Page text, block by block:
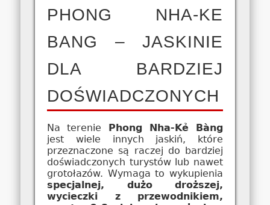
PHONG NHA-KE
BANG – JASKINIE
DLA BARDZIEJ
DOŚWIADCZONYCH
Na terenie Phong Nha-Kẻ Bàng
jest wiele innych jaskiń, które
przeznaczone są raczej do bardziej
doświadczonych turystów lub nawet
grotołazów. Wymaga to wykupienia
specjalnej, dużo droższej,
wycieczki z przewodnikiem,